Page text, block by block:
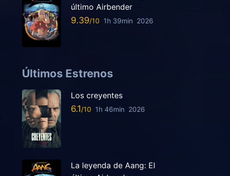
último Airbender
9.39 1h 39min 2026
Últimos Estrenos
Los creyentes
6.1 1h 46min 2026
La leyenda de Aang: El